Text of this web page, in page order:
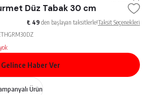
Düz Tabak 30 cm
₺ 49 den başlayan taksitlerle!Taksit Seçenekleri
Gelince Haber Ver
Ürün